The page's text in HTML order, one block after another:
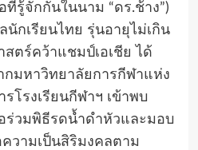
ที่รู้จักกันในนาม “ดร.ช้าง”)
กเรียนไทย รุ่นอายุไม่เกิน
ตร์คว้าแชมป์เอเชีย ได้
มหาวิทยาลัยการกีฬาแห่ง
โรงเรียนกีฬาฯ เข้าพบ
ร่วมพิธีรดน้ำดำหัวและมอบ
วามเป็นสิริมงคลตาม